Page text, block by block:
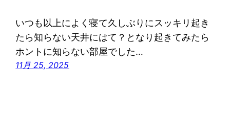
いつも以上によく寝て久しぶりにスッキリ起き
たら知らない天井にはて？となり起きてみたら
ホントに知らない部屋でした…
11月 25, 2025